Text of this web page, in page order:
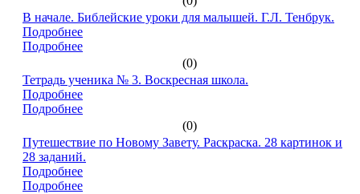
В начале. Библейские уроки для малышей. Г.Л. Тенбрук.
Подробнее
Подробнее
(0)
Тетрадь ученика № 3. Воскресная школа.
Подробнее
Подробнее
(0)
Путешествие по Новому Завету. Раскраска. 28 картинок и
28 заданий.
Подробнее
Подробнее